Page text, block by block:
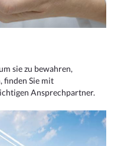
sie zu bewahren,
finden Sie mit
Ansprechpartner.